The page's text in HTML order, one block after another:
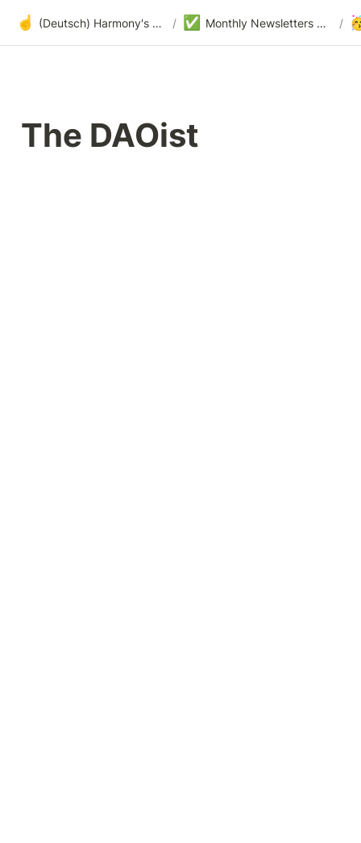
☝️ (Deutsch) Harmony's offene Entwicklung / ✅ Monthly Newsletters & Events /
The DAOist